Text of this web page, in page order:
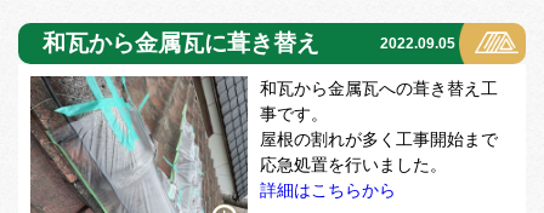
和瓦から金属瓦に葺き替え 2022.09.05
和瓦から金属瓦への葺き替え工
事です。
屋根の割れが多く工事開始まで
応急処置を行いました。
詳細はこちらから